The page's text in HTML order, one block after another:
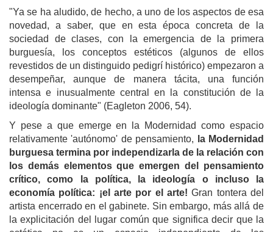
"Ya se ha aludido, de hecho, a uno de los aspectos de esa
novedad, a saber, que en esta época concreta de la
sociedad de clases, con la emergencia de la primera
burguesía, los conceptos estéticos (algunos de ellos
revestidos de un distinguido pedigrí histórico) empezaron a
desempeñar, aunque de manera tácita, una función
intensa e inusualmente central en la constitución de la
ideología dominante" (Eagleton 2006, 54).
Y pese a que emerge en la Modernidad como espacio
relativamente 'autónomo' de pensamiento,
la Modernidad
burguesa termina por independizarla de la relación con
los demás elementos que emergen del pensamiento
crítico, como la política, la ideología o incluso la
economía política: ¡el arte por el arte! Gran tontera del
artista encerrado en el gabinete. Sin embargo, más allá de
la explicitación del lugar común que significa decir que la